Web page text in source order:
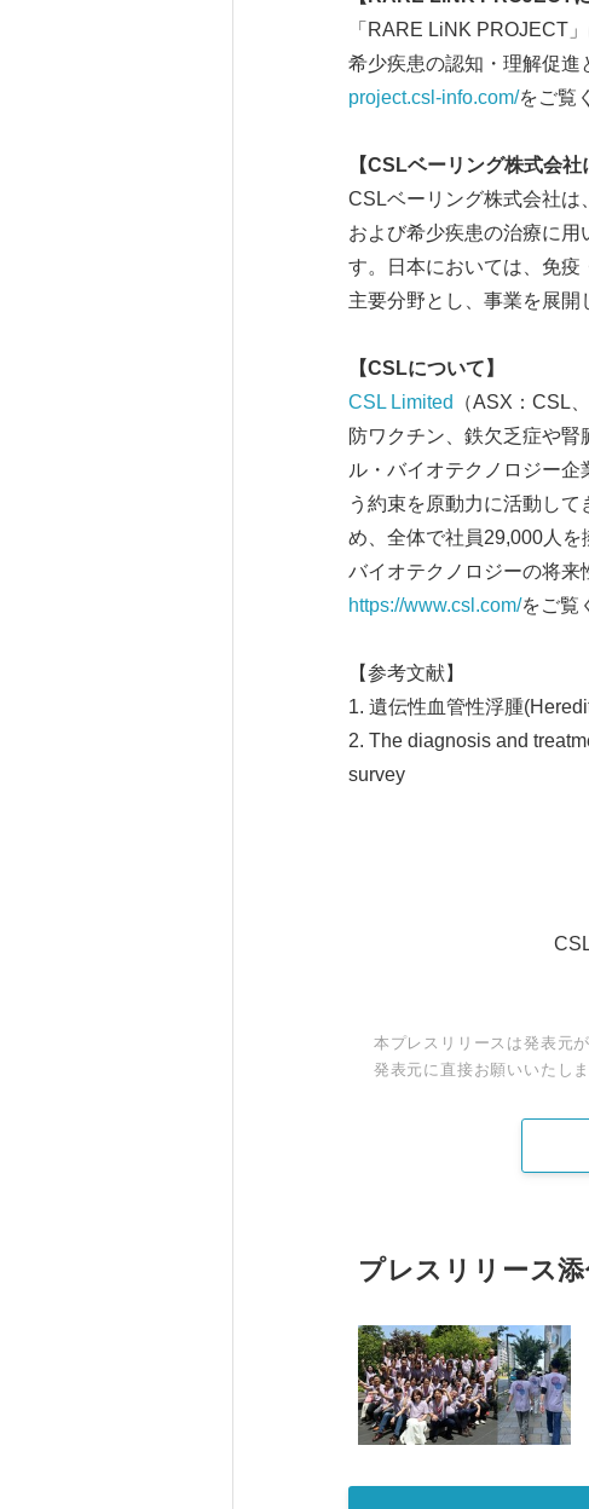
「RARE LiNK PROJECT
希少疾患の認知・理解促進
project.csl-info.com/をご覧
【CSLベーリング株式会社
CSLベーリング株式会社は
および希少疾患の治療に用
す。日本においては、免
主要分野とし、事業を展開
【CSLについて】
CSL Limited
（ASX：CSL
防ワクチン、鉄欠乏症や
ル・バイオテクノロジー
う約束を原動力に活動し
め、全体で社員29,000人を
バイオテクノロジーの将来
https://www.csl.com/をご覧
【参考文献】
1. 遺伝性⾎管性浮腫
2. The diagnosis and
survey
本プレスリリースは発表元
発表元に直接お願いいたしま
プレスリリース